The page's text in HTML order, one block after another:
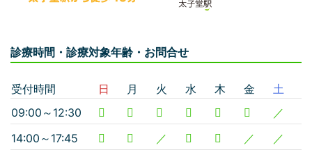
診療時間・診療対象年齢・お問合せ
受付時間 日 月 火 水 木 金
土
09:00～12:30
／
14:00～17:45
／ ／ ／